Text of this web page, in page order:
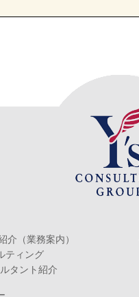
介（業務案内）
ティング
タント紹介